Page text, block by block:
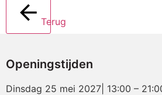
Terug
Openingstijden
Dinsdag 25 mei 2027| 13:00 –